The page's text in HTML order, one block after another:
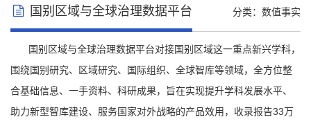
国别区域与全球治理数据平台 分类：数值事实
国别区域与全球治理数据平台对接国别区域这一重点新兴学科，
围绕国别研究、区域研究、国际组织、全球智库等领域，全方位整
合基础信息、一手资料、科研成果，旨在实现提升学科发展水平、
助力新型智库建设、服务国家对外战略的产品效用，收录报告33万